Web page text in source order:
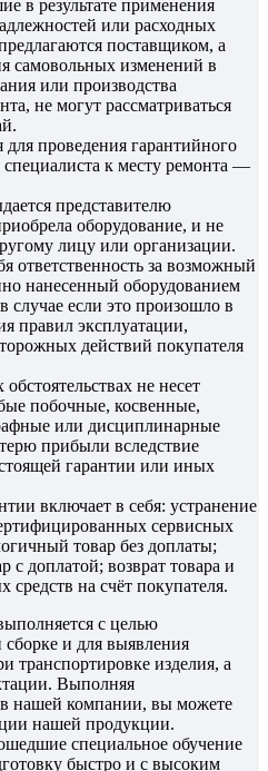
в результате применения
или расходных
поставщиком, а
самовольных изменений в
или производства
не могут рассматриваться
для проведения гарантийного
специалиста к месту ремонта —
представителю
оборудование, и не
лицу или организации.
ответственность за возможный
нанесенный оборудованием
случае если это произошло в
правил эксплуатации,
действий покупателя
не несет
побочные, косвенные,
или дисциплинарные
прибыли вследствие
гарантии или иных
включает в себя: устранение
сервисных
товар без доплаты;
с доплатой; возврат товара и
средств на счёт покупателя.
с целью
и для выявления
транспортировке изделия, а
Выполняя
нашей компании, вы можете
нашей продукции.
специальное обучение
быстро и с высоким